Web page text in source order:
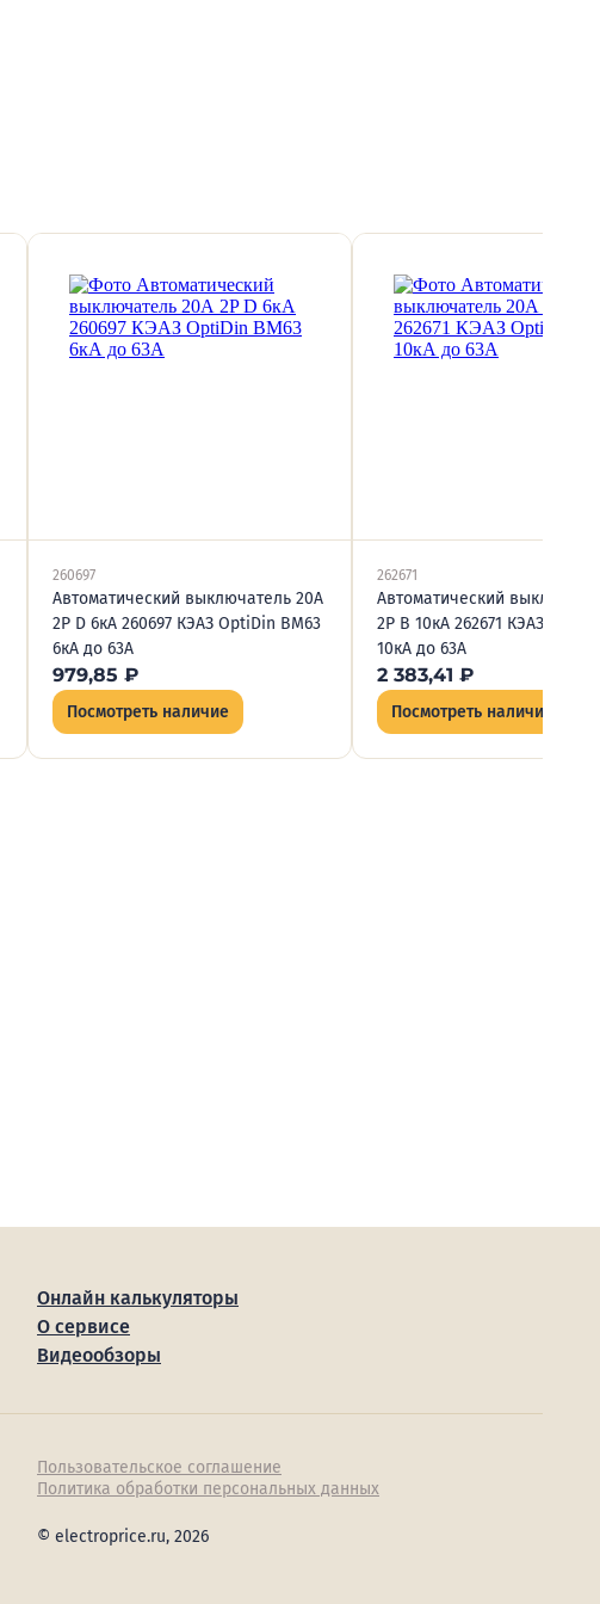
260697
Автоматический выключатель 20А
2P D 6кА 260697 КЭАЗ OptiDin BM63
6кА до 63А
979,85 ₽
Посмотреть наличие
262671
Автоматический
2P B 10кА 262671 КЭАЗ
10кА до 63А
2 383,41 ₽
Посмотреть наличие
Онлайн калькуляторы
О сервисе
Видеообзоры
Пользовательское соглашение
Политика обработки персональных данных
© electroprice.ru, 2026